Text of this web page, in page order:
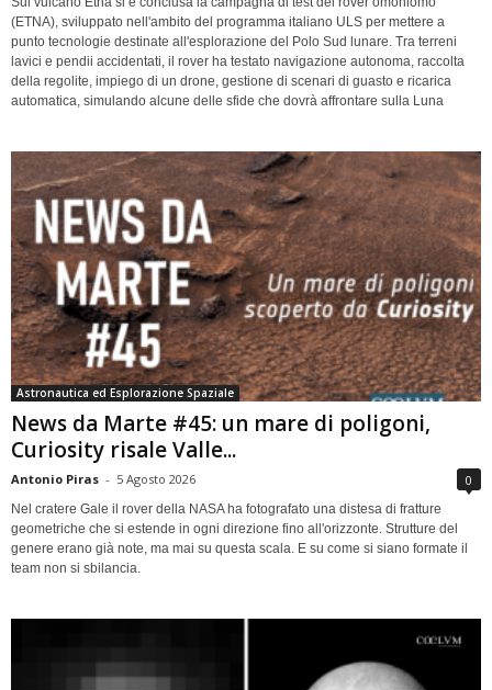
(ETNA), sviluppato nell'ambito del programma italiano ULS per mettere a
punto tecnologie destinate all'esplorazione del Polo Sud lunare. Tra terreni
lavici e pendii accidentati, il rover ha testato navigazione autonoma, raccolta
della regolite, impiego di un drone, gestione di scenari di guasto e ricarica
automatica, simulando alcune delle sfide che dovrà affrontare sulla Luna
Astronautica ed Esplorazione Spaziale
News da Marte #45: un mare di poligoni,
Curiosity risale Valle...
Antonio Piras - 5 Agosto 2026 0
Nel cratere Gale il rover della NASA ha fotografato una distesa di fratture
geometriche che si estende in ogni direzione fino all'orizzonte. Strutture del
genere erano già note, ma mai su questa scala. E su come si siano formate il
team non si sbilancia.